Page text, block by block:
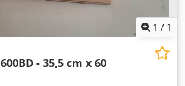
1 / 1
600BD - 35,5 cm x 60